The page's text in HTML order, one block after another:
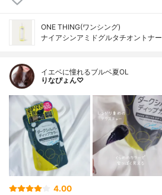
ONE THING(ワンシング)
ナイアシンアミドグルタチオントナー
イエベに憧れるブルベ夏OL
りなぴょん♡
4.00